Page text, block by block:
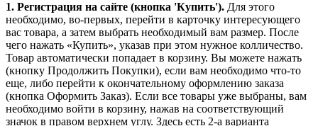
1. Регистрация на сайте (кнопка 'Купить'). Для этого
необходимо, во-первых, перейти в карточку интересующего
вас товара, а затем выбрать необходимый вам размер. После
чего нажать «Купить», указав при этом нужное колличество.
Товар автоматически попадает в корзину. Вы можете нажать
(кнопку Продолжить Покупки), если вам необходимо что-то
еще, либо перейти к окончательному оформлению заказа
(кнопка Оформить Заказ). Если все товары уже выбраны, вам
необходимо войти в корзину, нажав на соответствующий
значок в правом верхнем углу. Здесь есть 2-а варианта